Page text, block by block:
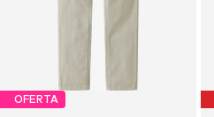
OFERTA